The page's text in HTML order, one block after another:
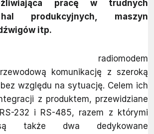
pracę w trudnych
produkcyjnych, maszyn
itp.
radiomodem
komunikację z szeroką
względu na sytuację. Celem ich
z produktem, przewidziane
232 i RS-485, razem z którymi
także dwa dedykowane